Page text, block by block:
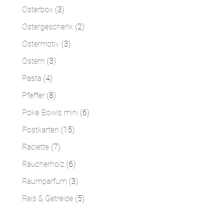
Produkte
Osterbox 33
Produkte
Ostergeschenk 22
Ostermotiv 33
Ostern 33
Pasta 44
Produkte
Pfeffer 88
Produkte
Poke Bowls mini 66
Postkarten 1515
Raclette 77
Produkte
Räucherholz 66
Produkte
Raumparfum 33
Produkte
Reis & Getreide 55